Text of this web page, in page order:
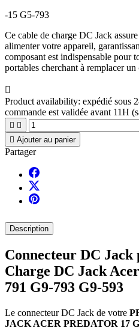
-15 G5-793
Ce cable de charge DC Jack
alimenter votre appareil,
composant est indispensable pour
portables cherchant à remplacer

Product availability: expédié sous
commande est validée avant 11H
 
 Ajouter au panier
Partager
Description
Connecteur DC Jack
Charge DC Jack
791 G9-793 G9-593
Le connecteur DC Jack de votre
JACK ACER PREDATOR 17